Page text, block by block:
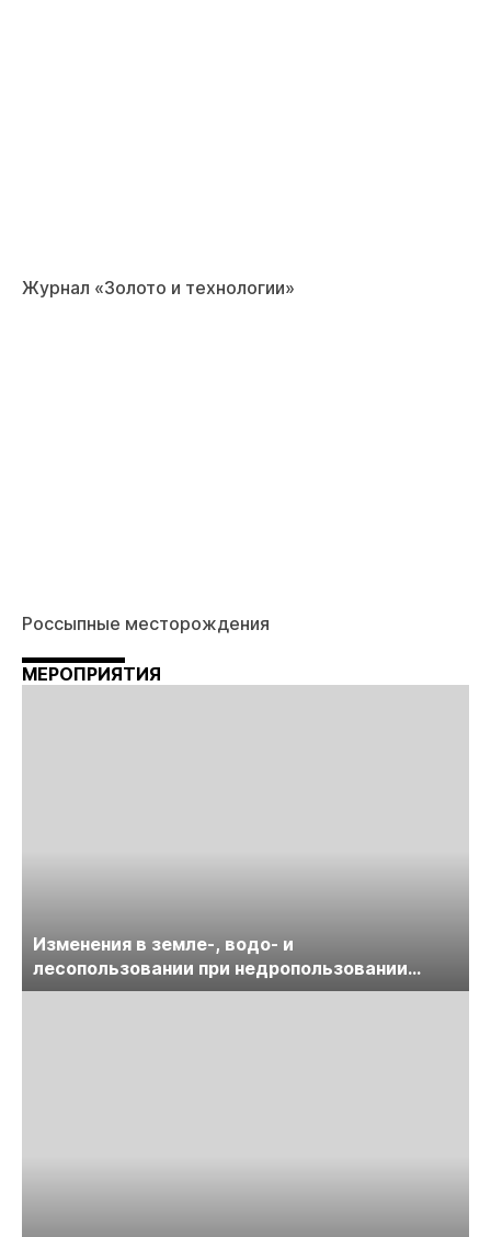
Журнал «Золото и технологии»
Россыпные месторождения
МЕРОПРИЯТИЯ
Изменения в земле-, водо- и
лесопользовании при недропользовании
обсудят на семинаре «ПравоТЭК»